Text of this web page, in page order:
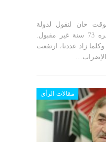
حان لنقول لدولة
الاحتلال أن الظلم الذي عمره 73 سنة غير مقبول.
وكلما زاد عددنا، ارتفعت
مقالات الرأي